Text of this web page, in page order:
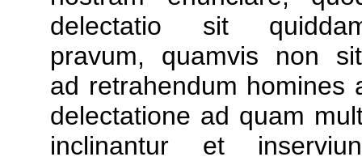
delectatio sit
pravum, quamvis non
ad retrahendum homines
delectatione ad quam
inclinantur et